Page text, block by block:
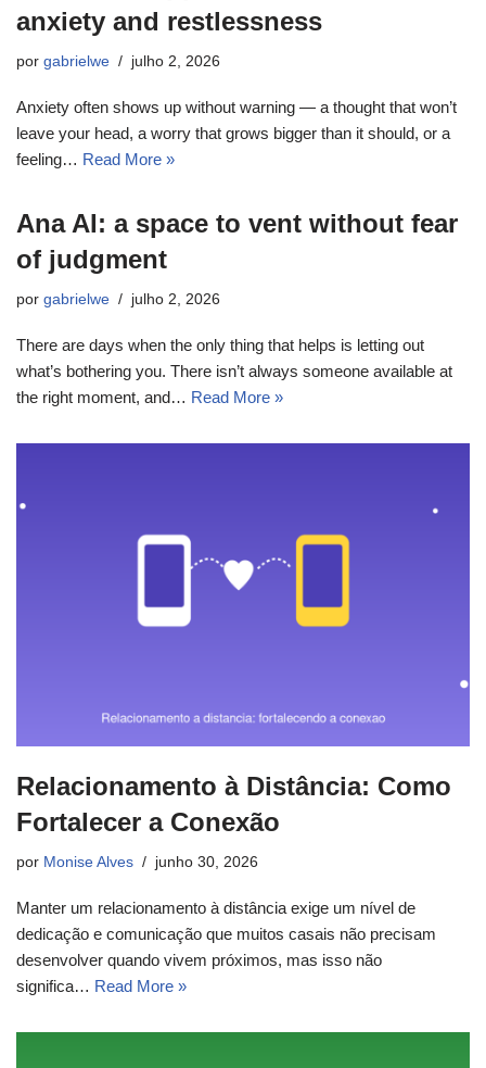
anxiety and restlessness
por gabrielwe julho 2, 2026
Anxiety often shows up without warning — a thought that won’t
leave your head, a worry that grows bigger than it should, or a
feeling… Read More »
Ana AI: a space to vent without fear
of judgment
por gabrielwe julho 2, 2026
There are days when the only thing that helps is letting out
what’s bothering you. There isn’t always someone available at
the right moment, and… Read More »
Relacionamento à Distância: Como
Fortalecer a Conexão
por Monise Alves junho 30, 2026
Manter um relacionamento à distância exige um nível de
dedicação e comunicação que muitos casais não precisam
desenvolver quando vivem próximos, mas isso não
significa… Read More »